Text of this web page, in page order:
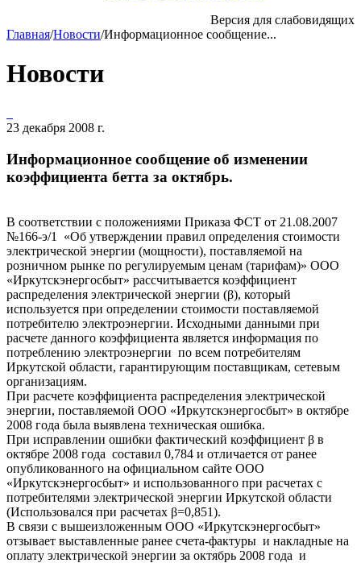
Версия для слабовидящих
Главная/Новости/Информационное сообщение...
Новости
23 декабря 2008 г.
Информационное сообщение об изменении
коэффициента бетта за октябрь.
В соответствии с положениями Приказа ФСТ от 21.08.2007
№166-э/1
«Об утверждении правил определения стоимости
электрической энергии (мощности), поставляемой на
розничном рынке по регулируемым ценам (тарифам)» ООО
«Иркутскэнергосбыт» рассчитывается коэффициент
распределения электрической энергии (β), который
используется при определении стоимости поставляемой
потребителю электроэнергии. Исходными данными при
расчете данного коэффициента является информация по
потреблению электроэнергии по всем потребителям
Иркутской области, гарантирующим поставщикам, сетевым
организациям.
При расчете коэффициента распределения электрической
энергии, поставляемой ООО «Иркутскэнергосбыт» в октябре
2008 года была выявлена техническая ошибка.
При исправлении ошибки фактический коэффициент β в
октябре 2008 года составил 0,784 и отличается от ранее
опубликованного на официальном сайте ООО
«Иркутскэнергосбыт» и использованного при расчетах с
потребителями электрической энергии Иркутской области
(Использовался при расчетах β=0,851).
В связи с вышеизложенным ООО «Иркутскэнергосбыт»
отзывает выставленные ранее счета-фактуры и накладные на
оплату электрической энергии за октябрь 2008 года и